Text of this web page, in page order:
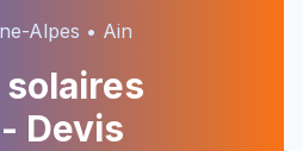
Alpes • Ain
solaires
- Devis